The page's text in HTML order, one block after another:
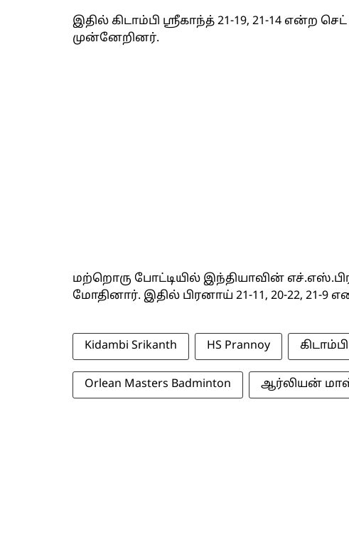
இதில் கிடாம்பி ஸ்ரீகாந்த் 21-19, 21-14 என்ற
முன்னேறினர்.
மற்றொரு போட்டியில் இந்தியாவின்
மோதினார். இதில் பிரனாய் 21-11, 20-22, 21-
Kidambi Srikanth HS Prannoy
Orlean Masters Badminton ஆர்லியன்